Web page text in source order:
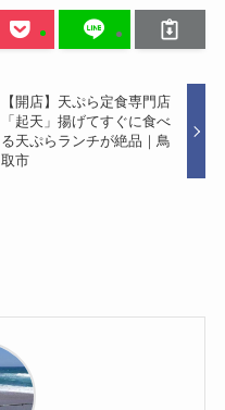
【開店】天ぷら定食専門店
「起天」揚げてすぐに食べ
る天ぷらランチが絶品｜鳥
取市